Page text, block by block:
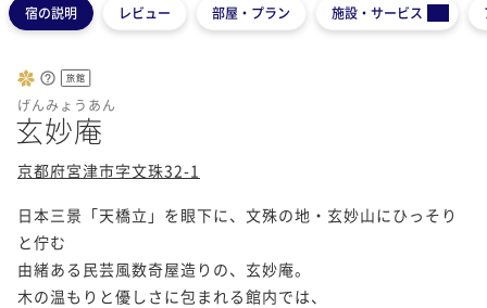
宿の説明 レビュー 部屋・プラン 施設・サービス
旅館
げんみょうあん
玄妙庵
京都府宮津市字文珠32-1
日本三景「天橋立」を眼下に、文殊の地・玄妙山にひっそり
と佇む
由緒ある民芸風数奇屋造りの、玄妙庵。
木の温もりと優しさに包まれる館内では、